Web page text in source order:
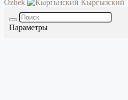
Özbek
Кыргызский
Параметры